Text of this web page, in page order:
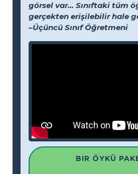
görsel var... Sınıftaki tüm
gerçekten erişilebilir hale
–Üçüncü Sınıf Öğretmeni
BIR ÖYKÜ